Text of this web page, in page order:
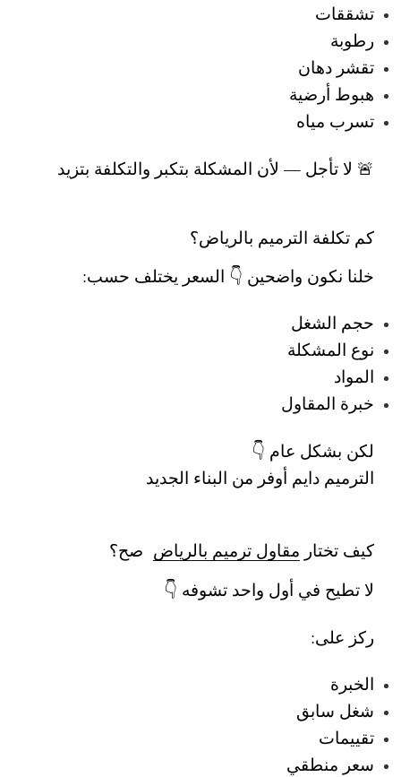
تشققات
رطوبة
تقشر دهان
هبوط أرضية
تسرب مياه
🚨 لا تأجل — لأن المشكلة بتكبر والتكلفة بتزيد
كم تكلفة الترميم بالرياض؟
خلنا نكون واضحين 👇 السعر يختلف حسب:
حجم الشغل
نوع المشكلة
المواد
خبرة المقاول
لكن بشكل عام 👇
الترميم دايم أوفر من البناء الجديد
كيف تختار مقاول ترميم بالرياض صح؟
لا تطيح في أول واحد تشوفه 👇
ركز على:
الخبرة
شغل سابق
تقييمات
سعر منطقي